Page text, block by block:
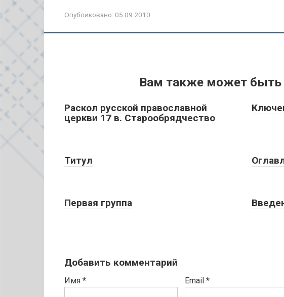
Опубликовано: 05.09.2010
Вам также может быть
Раскол русской православной
церкви 17 в. Старообрядчество
Титул
Первая группа
Добавить комментарий
Имя * Email *